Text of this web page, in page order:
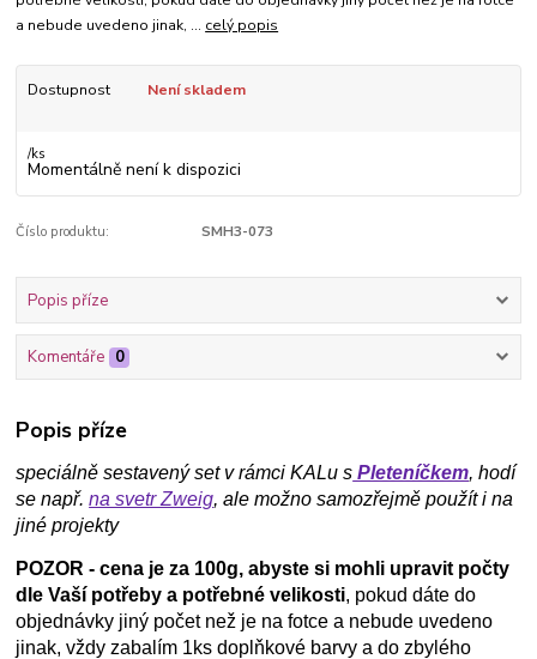
a nebude uvedeno jinak, ... celý popis
Dostupnost Není skladem
/ks
Momentálně není k dispozici
Číslo produktu: SMH3-073
Popis příze
Komentáře 0
Popis příze
speciálně sestavený set v rámci KALu s Pleteníčkem, hodí
se např.na svetr Zweig, ale možno samozřejmě použít i na
jiné projekty
POZOR - cena je za 100g, abyste si mohli upravit počty
dle Vaší potřeby a potřebné velikosti, pokud dáte do
objednávky jiný počet než je na fotce a nebude uvedeno
jinak, vždy zabalím 1ks doplňkové barvy a do zbylého